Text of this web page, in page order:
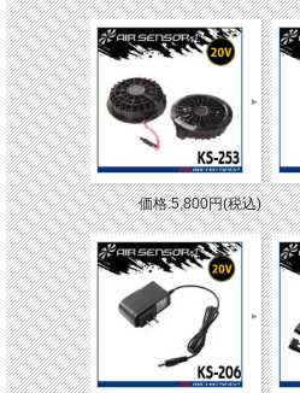
価格:5,800円(税込)